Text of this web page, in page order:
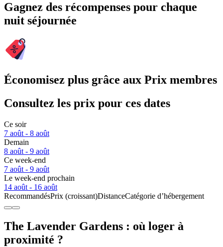
Gagnez des récompenses pour chaque
nuit séjournée
Économisez plus grâce aux Prix membres
Consultez les prix pour ces dates
Ce soir
7 août - 8 août
Demain
8 août - 9 août
Ce week-end
7 août - 9 août
Le week-end prochain
14 août - 16 août
RecommandésPrix (croissant)DistanceCatégorie d’hébergement
The Lavender Gardens : où loger à
proximité ?